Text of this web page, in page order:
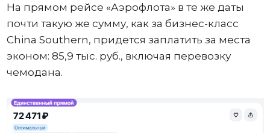
На прямом рейсе «Аэрофлота» в те же даты
почти такую же сумму, как за бизнес-класс
China Southern, придется заплатить за места
эконом: 85,9 тыс. руб., включая перевозку
чемодана.